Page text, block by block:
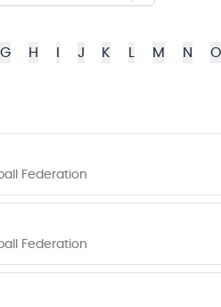
G H J K M N O
Federation
Federation